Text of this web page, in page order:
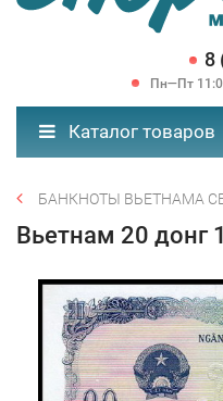
8
Пн—Пт
Каталог товаров
БАНКНОТЫ ВЬЕТНАМА
Вьетнам 20 донг